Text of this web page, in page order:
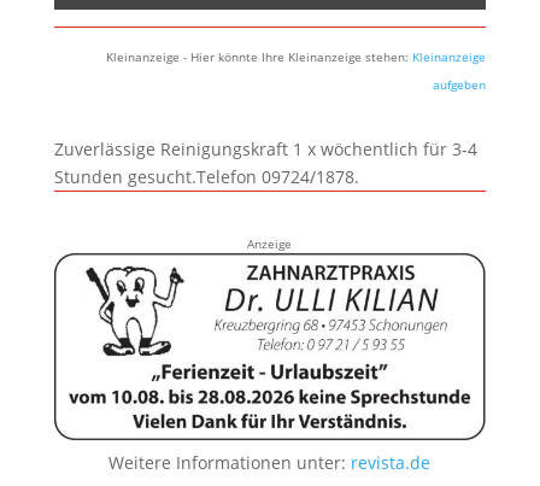
Kleinanzeige - Hier könnte Ihre Kleinanzeige stehen: Kleinanzeige
aufgeben
Zuverlässige Reinigungskraft 1 x wöchentlich für 3-4
Stunden gesucht.Telefon 09724/1878.
Anzeige
Weitere Informationen unter: revista.de